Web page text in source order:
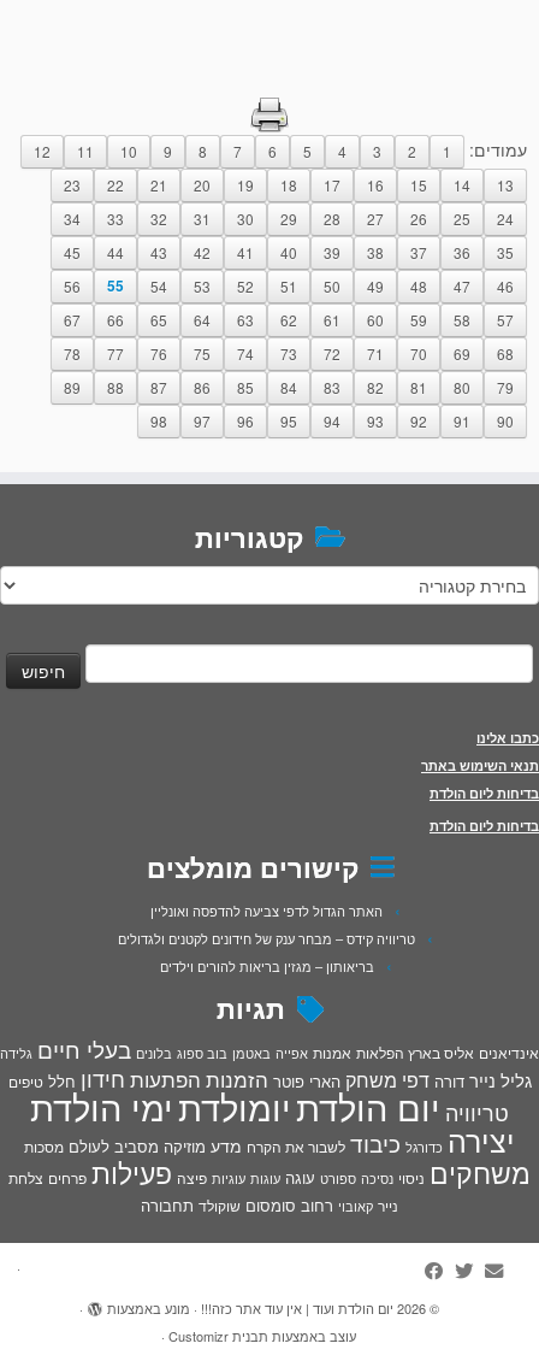
עמודים: 1
2
3
4
5
6
7
8
9
10
11
12
13
14
15
16
17
18
19
20
21
22
23
24
25
26
27
28
29
30
31
32
33
34
35
36
37
38
39
40
41
42
43
44
45
46
47
48
49
50
51
52
53
54
55
56
57
58
59
60
61
62
63
64
65
66
67
68
69
70
71
72
73
74
75
76
77
78
79
80
81
82
83
84
85
86
87
88
89
90
91
92
93
94
95
96
97
98
קטגוריות
קטגוריות
כתבו אלינו
תנאי השימוש באתר
בדיחות ליום הולדת
בדיחות ליום הולדת
קישורים מומלצים
האתר הגדול לדפי צביעה להדפסה ואונליין
טריוויה קידס – מבחר ענק של חידונים לקטנים ולגדולים
בריאותון – מגזין בריאות להורים וילדים
תגיות
אינדיאנים אליס בארץ הפלאות אמנות אפייה באטמן בוב ספוג בלונים בעלי חיים גלידה
גליל נייר דורה דפי משחק הארי פוטר הזמנות הפתעות חידון חלל טיפים
טריוויה יום הולדתיומולדתימי הולדת
יצירה כדורגל כיבוד לשבור את הקרח מדע מוזיקה מסביב לעולם מסכות
משחקים ניסוי נסיכה ספורט עוגה עוגות עוגיות פיצה פעילות פרחים צלחת
נייר קאובוי רחוב סומסום שוקולד תחבורה
·
© 2026 יום הולדת ועוד | אין עוד אתר כזה!!! · מונע באמצעות
·
עוצב באמצעות תבנית Customizr ·